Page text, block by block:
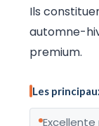
Ils
automne-
premium.
Les